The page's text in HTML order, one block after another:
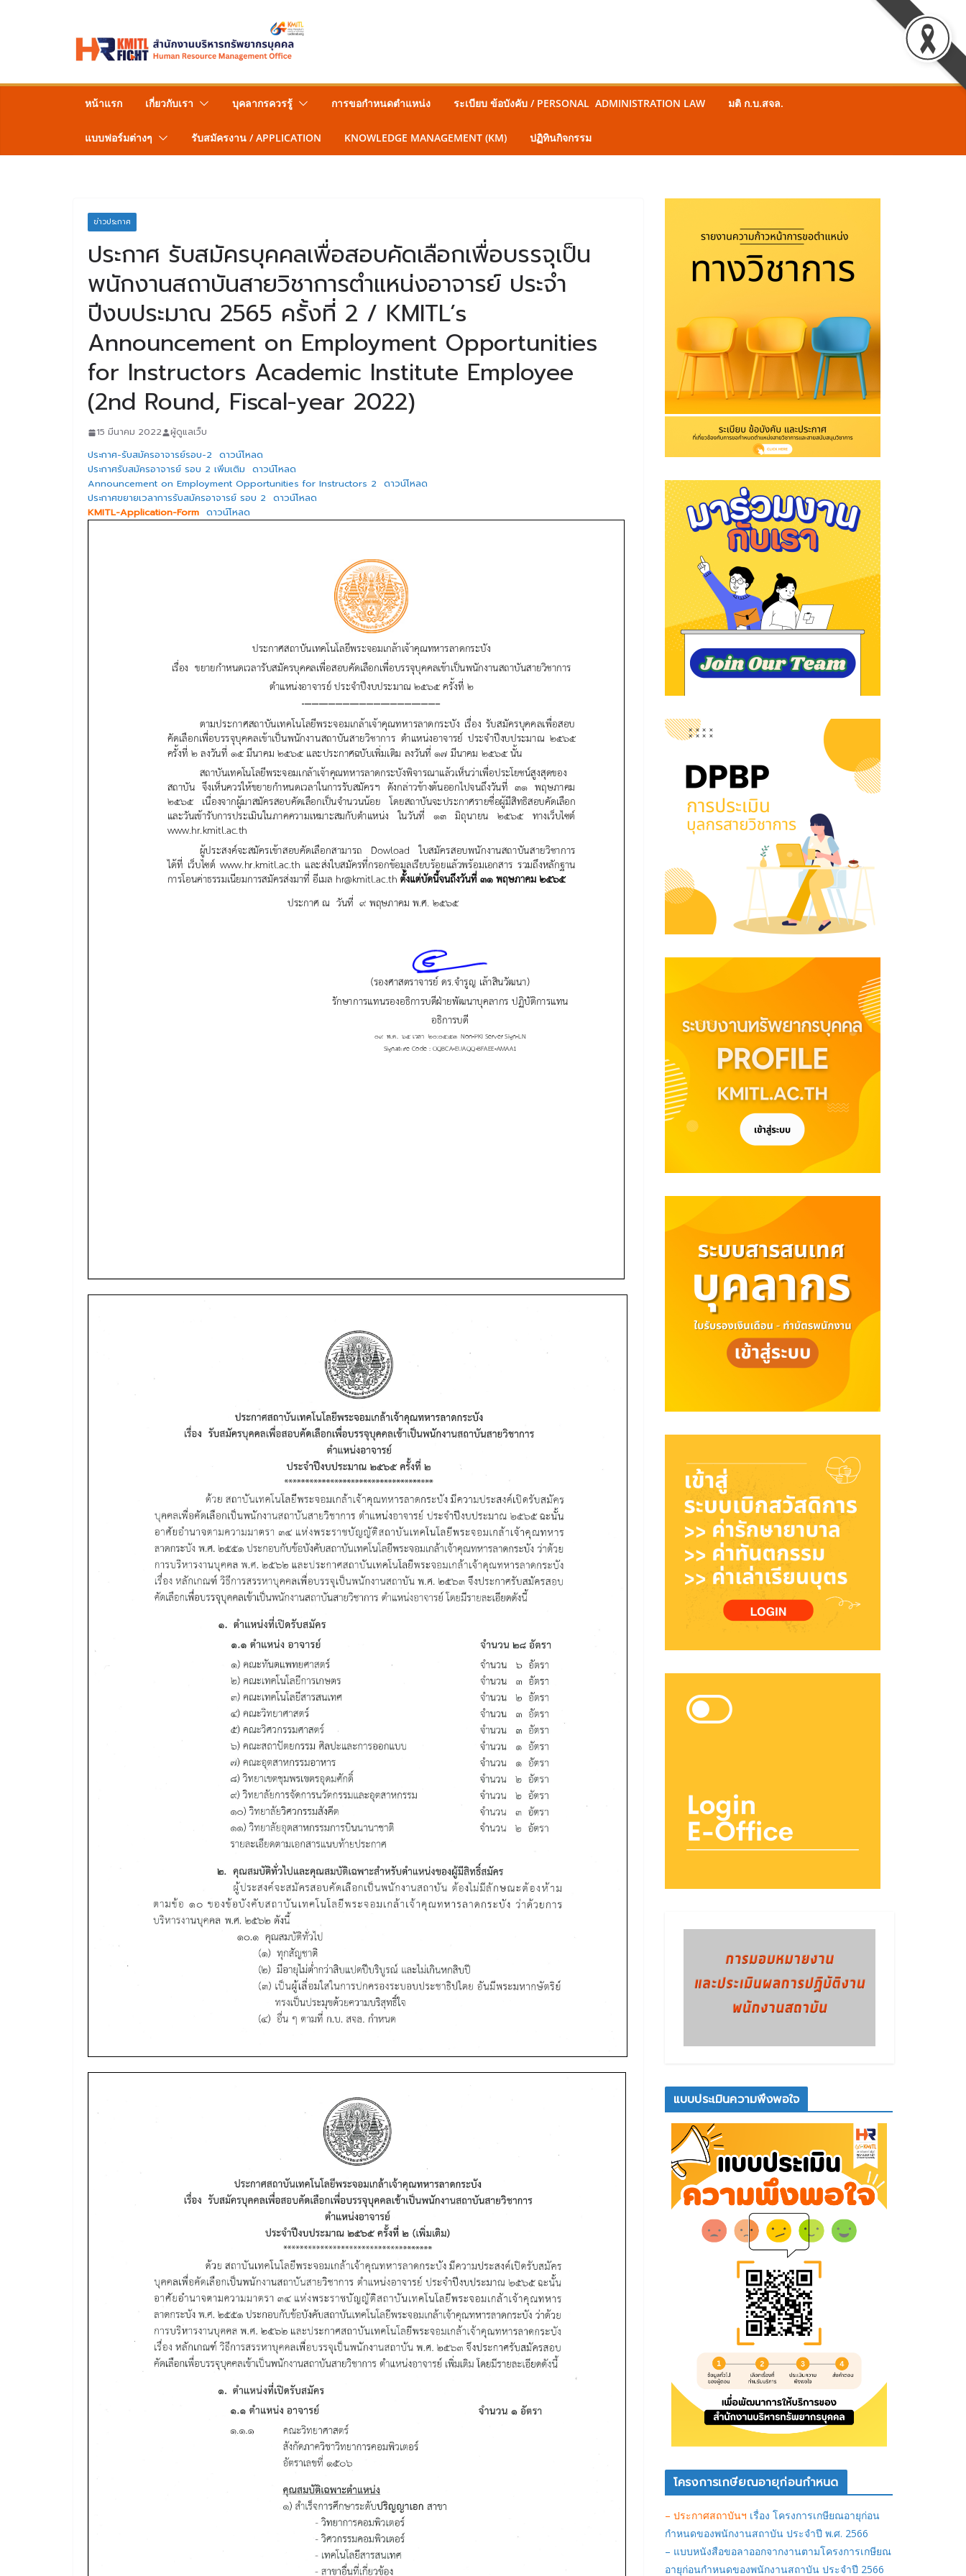
หน้าแรก เกี่ยวกับเรา บุคลากรควรรู้ การขอกำหนดตำแหน่ง ระเบียบ ข้อบังคับ / PERSONAL ADMINISTRATION LAW มติ ก.บ.สจล.
แบบฟอร์มต่างๆ รับสมัครงาน / APPLICATION KNOWLEDGE MANAGEMENT (KM) ปฏิทินกิจกรรม
ข่าวประกาศ
ประกาศ รับสมัครบุคคลเพื่อสอบคัดเลือกเพื่อบรรจุเป็น
พนักงานสถาบันสายวิชาการตำแหน่งอาจารย์ ประจำ
ปีงบประมาณ 2565 ครั้งที่ 2 / KMITL’s
Announcement on Employment Opportunities
for Instructors Academic Institute Employee
(2nd Round, Fiscal-year 2022)
15 มีนาคม 2022 ผู้ดูแลเว็บ
ประกาศ-รับสมัครอาจารย์รอบ-2 ดาวน์โหลด
ประกาศรับสมัครอาจารย์ รอบ 2 เพิ่มเติม ดาวน์โหลด
Announcement on Employment Opportunities for Instructors 2 ดาวน์โหลด
ประกาศขยายเวลาการรับสมัครอาจารย์ รอบ 2 ดาวน์โหลด
KMITL-Application-Form ดาวน์โหลด
แบบประเมินความพึงพอใจ
โครงการเกษียณอายุก่อนกำหนด
– ประกาศสถาบันฯ เรื่อง โครงการเกษียณอายุก่อน
กำหนดของพนักงานสถาบัน ประจำปี พ.ศ. 2566
– แบบหนังสือขอลาออกจากงานตามโครงการเกษียณ
อายุก่อนกำหนดของพนักงานสถาบัน ประจำปี 2566